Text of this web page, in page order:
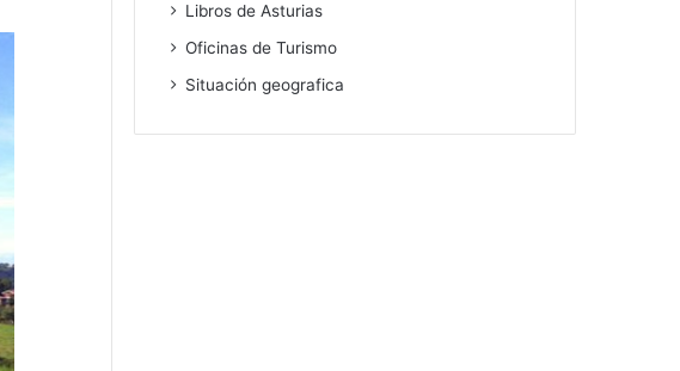
Libros de Asturias
Oficinas de Turismo
Situación geografica